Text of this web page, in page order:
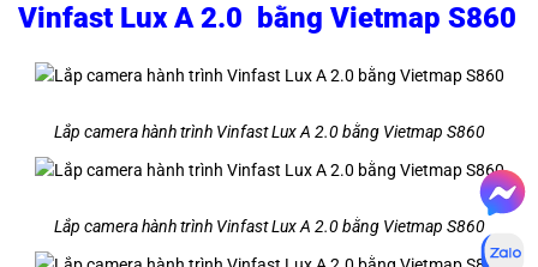
Vinfast Lux A 2.0 bằng Vietmap S860
Lắp camera hành trình Vinfast Lux A 2.0 bằng Vietmap S860
Lắp camera hành trình Vinfast Lux A 2.0 bằng Vietmap S860